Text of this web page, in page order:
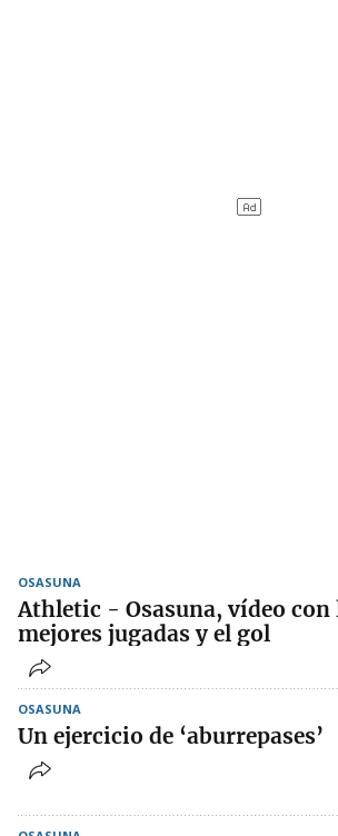
OSASUNA
Athletic - Osasuna, vídeo con
mejores jugadas y el gol
OSASUNA
Un ejercicio de ‘aburrepases’